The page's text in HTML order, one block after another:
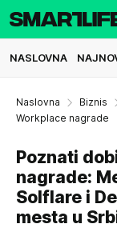
NASLOVNA
Naslovna Biznis
Workplace nagrade
Poznati
nagrade:
Solflare i
mesta u